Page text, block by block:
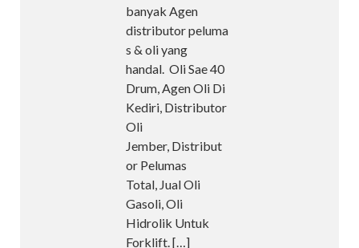
banyak Agen
distributor peluma
s & oli yang
handal. Oli Sae 40
Drum, Agen Oli Di
Kediri, Distributor
Oli
Jember, Distribut
or Pelumas
Total, Jual Oli
Gasoli, Oli
Hidrolik Untuk
Forklift.[…]